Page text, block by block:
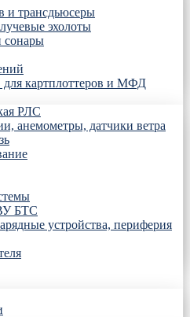
и трансдьюсеры
эхолоты
сонары
для картплоттеров и МФД
РЛС
анемометры, датчики ветра
БТС
устройства, периферия